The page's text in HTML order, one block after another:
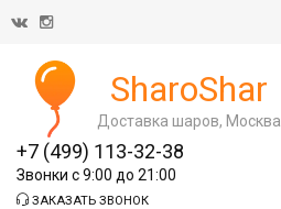
SharoShar
Доставка шаров, Москва
+7 (499) 113-32-38
Звонки с 9:00 до 21:00
ЗАКАЗАТЬ ЗВОНОК